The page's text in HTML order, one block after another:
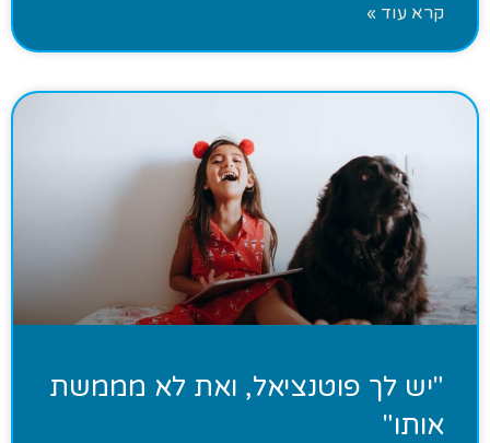
קרא עוד »
"יש לך פוטנציאל, ואת לא מממשת
אותו"